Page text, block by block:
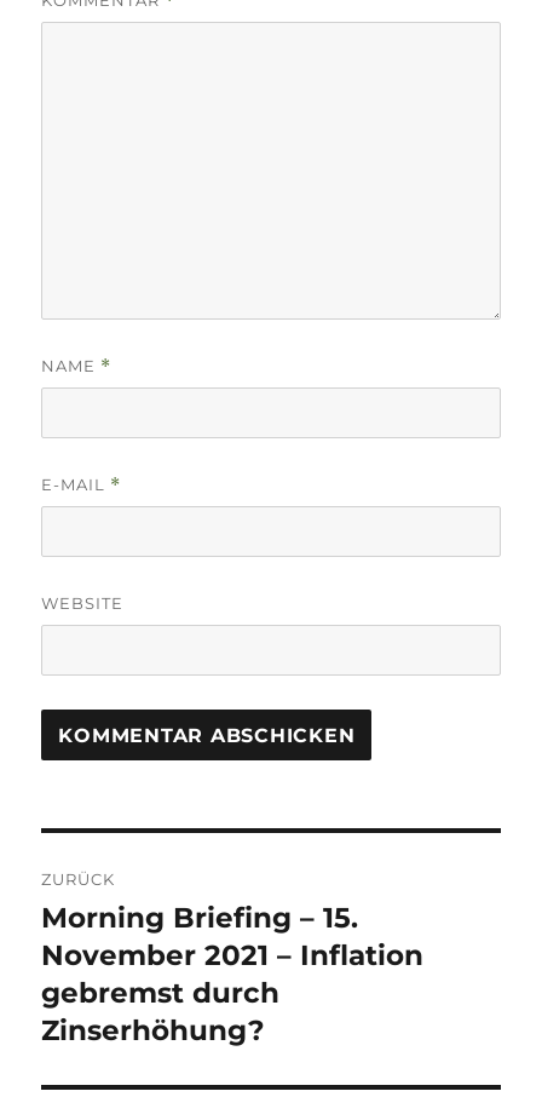
NAME *
E-MAIL *
WEBSITE
Navigation
ZURÜCK
Vorheriger
Beitrag:
Morning Briefing – 15.
November 2021 – Inflation
gebremst durch
Zinserhöhung?